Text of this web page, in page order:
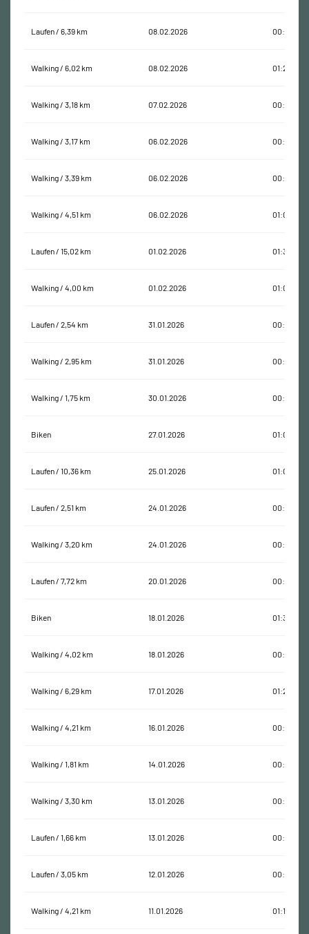
Laufen / 6,39 km 08.02.2026 00:37:55
Walking / 6,02 km 08.02.2026 01:23:44
Walking / 3,18 km 07.02.2026 00:49:12
Walking / 3,17 km 06.02.2026 00:41:19
Walking / 3,39 km 06.02.2026 00:59:23
Walking / 4,51 km 06.02.2026 01:02:23
Laufen / 15,02 km 01.02.2026 01:35:00
Walking / 4,00 km 01.02.2026 01:01:31
Laufen / 2,54 km 31.01.2026 00:31:44
Walking / 2,95 km 31.01.2026 00:44:47
Walking / 1,75 km 30.01.2026 00:29:25
Biken 27.01.2026 01:05:54
Laufen / 10,36 km 25.01.2026 01:04:56
Laufen / 2,51 km 24.01.2026 00:35:42
Walking / 3,20 km 24.01.2026 00:46:53
Laufen / 7,72 km 20.01.2026 00:47:18
Biken 18.01.2026 01:30:10
Walking / 4,02 km 18.01.2026 00:59:53
Walking / 6,29 km 17.01.2026 01:23:12
Walking / 4,21 km 16.01.2026 00:50:47
Walking / 1,81 km 14.01.2026 00:30:29
Walking / 3,30 km 13.01.2026 00:53:25
Laufen / 1,66 km 13.01.2026 00:20:13
Laufen / 3,05 km 12.01.2026 00:40:21
Walking / 4,21 km 11.01.2026 01:13:50